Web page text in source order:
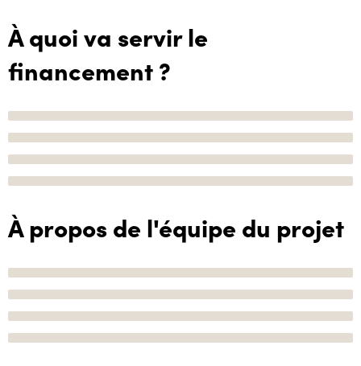
À quoi va servir le
financement ?
À propos de l'équipe du projet